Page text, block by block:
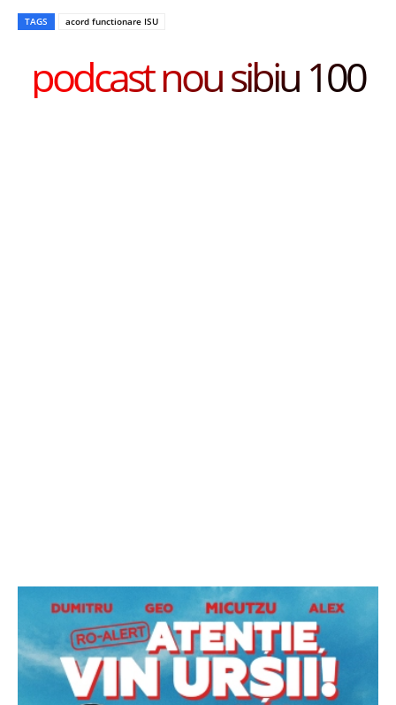
TAGS acord functionare ISU
podcast nou sibiu 100